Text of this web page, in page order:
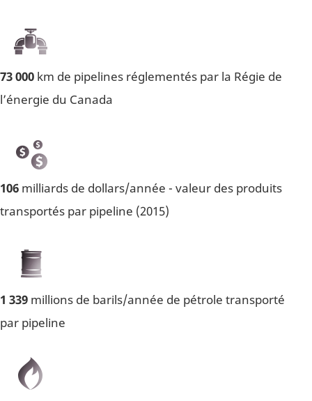
73 000 km de pipelines réglementés par la Régie de
l’énergie du Canada
106 milliards de dollars/année - valeur des produits
transportés par pipeline (2015)
1 339 millions de barils/année de pétrole transporté
par pipeline